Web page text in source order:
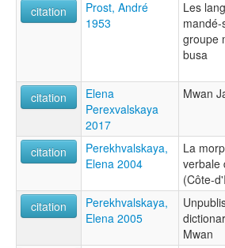
citation
Prost, André
1953
Les
mandé-
groupe
busa
citation
Elena
Perexvalskaya
2017
Mwan
citation
Perekhvalskaya,
Elena 2004
La
verbale
(Côte-
citation
Perekhvalskaya,
Elena 2005
Mwan